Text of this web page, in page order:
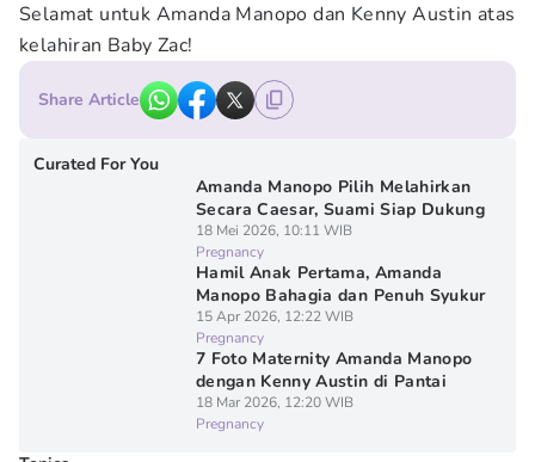
Selamat untuk Amanda Manopo dan Kenny Austin atas
kelahiran Baby Zac!
Share Article
Curated For You
Amanda Manopo Pilih Melahirkan
Secara Caesar, Suami Siap Dukung
18 Mei 2026, 10:11 WIB
Pregnancy
Hamil Anak Pertama, Amanda
Manopo Bahagia dan Penuh Syukur
15 Apr 2026, 12:22 WIB
Pregnancy
7 Foto Maternity Amanda Manopo
dengan Kenny Austin di Pantai
18 Mar 2026, 12:20 WIB
Pregnancy